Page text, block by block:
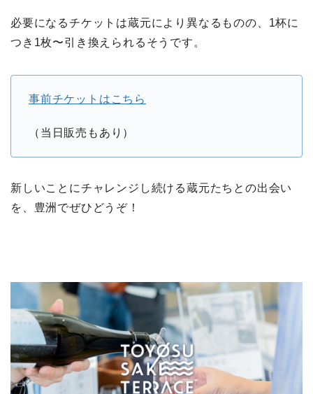
必要になるチケットは蔵元により異なるものの、1杯に
つき1枚〜引き換えられるそうです。
事前チケットはこちら
（当日販売もあり）
新しいことにチャレンジし続ける蔵元たちとの出会い
を、豊洲でぜひどうぞ！